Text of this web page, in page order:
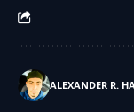
ALEXANDER R.